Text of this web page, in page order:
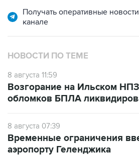
Получать оперативные
канале
НОВОСТИ ПО ТЕМЕ
8 августа 11:59
Возгорание на Ильском
обломков БПЛА
8 августа 07:39
Временные ограничения
аэропорту Геленджика